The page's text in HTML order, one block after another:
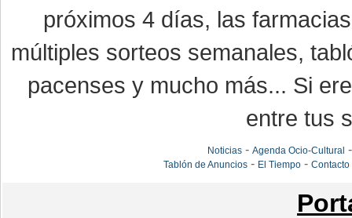
próximos 4 días, las
múltiples sorteos semanales,
pacenses y mucho más... Si
entre tus
Noticias- Agenda Ocio-Cultural
Tablón de Anuncios- El Tiempo- Contacto